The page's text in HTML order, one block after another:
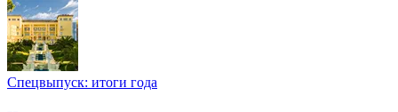
Спецвыпуск: итоги года